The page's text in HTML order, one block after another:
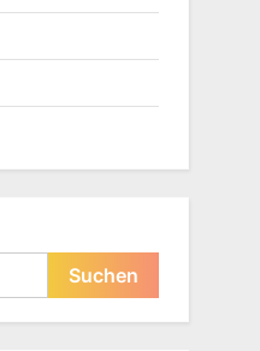
Suchen